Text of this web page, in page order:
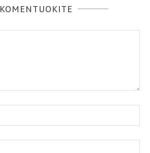
KOMENTUOKITE